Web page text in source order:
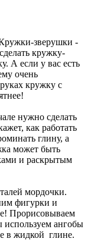
зверушки -
кружку-
А если у вас есть
очень
кружку с
нужно сделать
как работать
глину, а
может быть
и раскрытым
мордочки.
фигурки и
Прорисовываем
используем ангобы
в жидкой глине.